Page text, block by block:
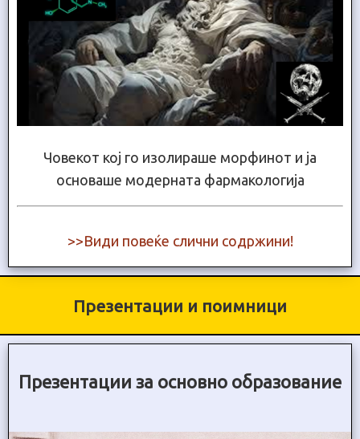
Човекот кој го изолираше морфинот и ја
основаше модерната фармакологија
>>Види повеќе слични содржини!
Презентации и поимници
Презентации за основно образование